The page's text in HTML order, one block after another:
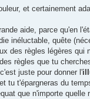
et certainement
aide, parce qu'en
inéluctable, quête
des règles légères
règles que tu
juste pour donner l'
tu t'épargneras du
que n'importe quelle